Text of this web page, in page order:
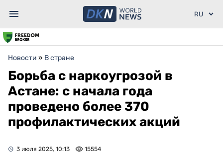
Новости » В стране
Борьба с наркоугрозой в
Астане: с начала года
проведено более 370
профилактических акций
3 июля 2025, 10:13 15554